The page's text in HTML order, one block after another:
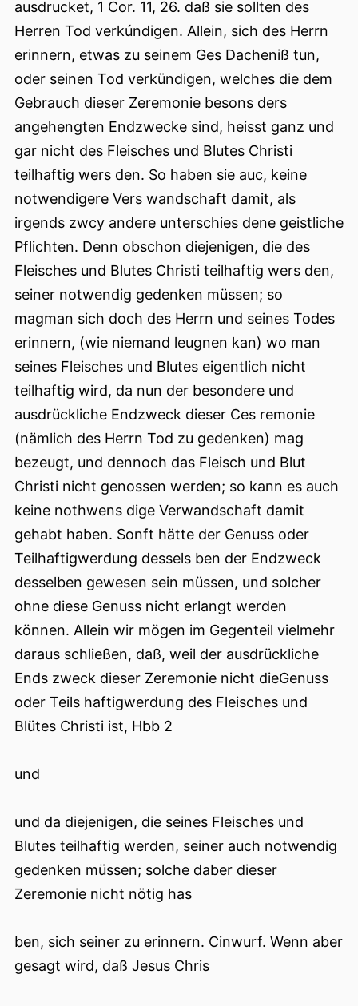
ausdrucket, 1 Cor. 11, 26. daß sie sollten des
Herren Tod verkúndigen. Allein, sich des Herrn
erinnern, etwas zu seinem Ges Dacheniß tun,
oder seinen Tod verkündigen, welches die dem
Gebrauch dieser Zeremonie besons ders
angehengten Endzwecke sind, heisst ganz und
gar nicht des Fleisches und Blutes Christi
teilhaftig wers den. So haben sie auc, keine
notwendigere Vers wandschaft damit, als
irgends zwcy andere unterschies dene geistliche
Pflichten. Denn obschon diejenigen, die des
Fleisches und Blutes Christi teilhaftig wers den,
seiner notwendig gedenken müssen; so
magman sich doch des Herrn und seines Todes
erinnern, (wie niemand leugnen kan) wo man
seines Fleisches und Blutes eigentlich nicht
teilhaftig wird, da nun der besondere und
ausdrückliche Endzweck dieser Ces remonie
(nämlich des Herrn Tod zu gedenken) mag
bezeugt, und dennoch das Fleisch und Blut
Christi nicht genossen werden; so kann es auch
keine nothwens dige Verwandschaft damit
gehabt haben. Sonft hätte der Genuss oder
Teilhaftigwerdung dessels ben der Endzweck
desselben gewesen sein müssen, und solcher
ohne diese Genuss nicht erlangt werden
können. Allein wir mögen im Gegenteil vielmehr
daraus schließen, daß, weil der ausdrückliche
Ends zweck dieser Zeremonie nicht dieGenuss
oder Teils haftigwerdung des Fleisches und
Blütes Christi ist, Hbb 2
und
und da diejenigen, die seines Fleisches und
Blutes teilhaftig werden, seiner auch notwendig
gedenken müssen; solche daber dieser
Zeremonie nicht nötig has
ben, sich seiner zu erinnern. Cinwurf. Wenn aber
gesagt wird, daß Jesus Chris